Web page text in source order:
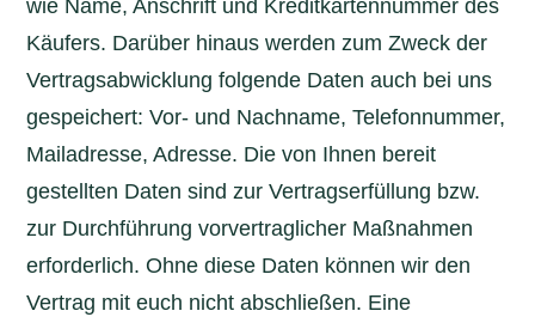
wie Name, Anschrift und Kreditkartennummer des
Käufers. Darüber hinaus werden zum Zweck der
Vertragsabwicklung folgende Daten auch bei uns
gespeichert: Vor- und Nachname, Telefonnummer,
Mailadresse, Adresse. Die von Ihnen bereit
gestellten Daten sind zur Vertragserfüllung bzw.
zur Durchführung vorvertraglicher Maßnahmen
erforderlich. Ohne diese Daten können wir den
Vertrag mit euch nicht abschließen. Eine